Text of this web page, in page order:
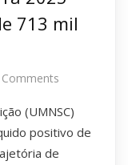
713 mil
(UMNSC)
positivo de
de